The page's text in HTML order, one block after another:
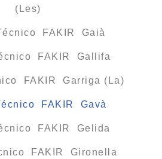
(Les)
FAKIR Gaià
FAKIR Gallifa
FAKIR Garriga (La)
FAKIR Gavà
FAKIR Gelida
FAKIR Gironella